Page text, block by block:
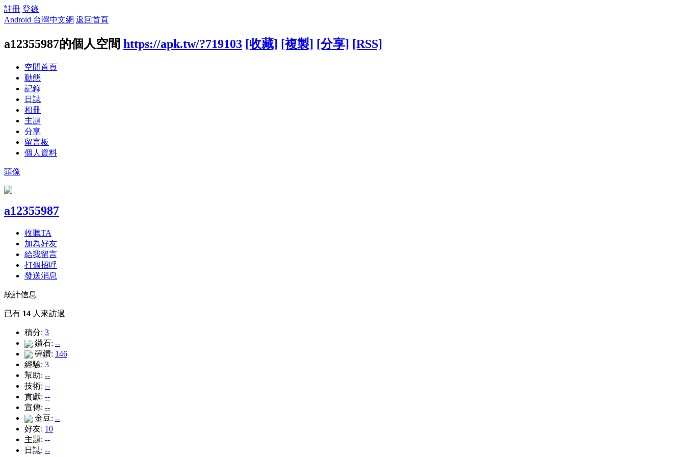
註冊 登錄
Android 台灣中文網 返回首頁
a12355987的個人空間 https://apk.tw/?719103 [收藏] [複製] [分享] [RSS]
空間首頁
動態
記錄
日誌
相冊
主題
分享
留言板
個人資料
頭像
a12355987
收聽TA
加為好友
給我留言
打個招呼
發送消息
統計信息
已有 14 人來訪過
積分: 3
鑽石: --
碎鑽: 146
經驗: 3
幫助: --
技術: --
貢獻: --
宣傳: --
金豆: --
好友: 10
主題: --
日誌: --